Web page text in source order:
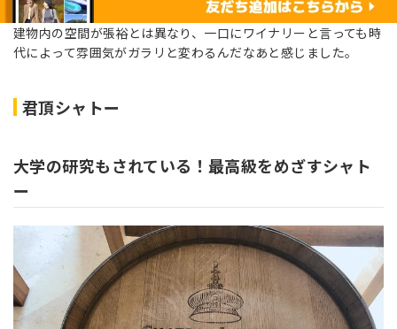
建物内の空間が張裕とは異なり、一口にワイナリーと言っても時
代によって雰囲気がガラリと変わるんだなあと感じました。
君頂シャトー
大学の研究もされている！最高級をめざすシャト
ー